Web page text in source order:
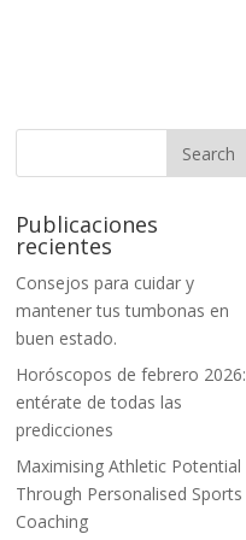
Publicaciones
recientes
Consejos para cuidar y
mantener tus tumbonas en
buen estado.
Horóscopos de febrero 2026:
entérate de todas las
predicciones
Maximising Athletic Potential
Through Personalised Sports
Coaching